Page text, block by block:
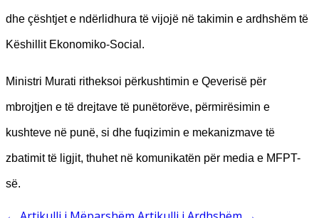
dhe çështjet e ndërlidhura të vijojë në takimin e ardhshëm të
Këshillit Ekonomiko-Social.
Ministri Murati ritheksoi përkushtimin e Qeverisë për
mbrojtjen e të drejtave të punëtorëve, përmirësimin e
kushteve në punë, si dhe fuqizimin e mekanizmave të
zbatimit të ligjit, thuhet në komunikatën për media e MFPT-
së.